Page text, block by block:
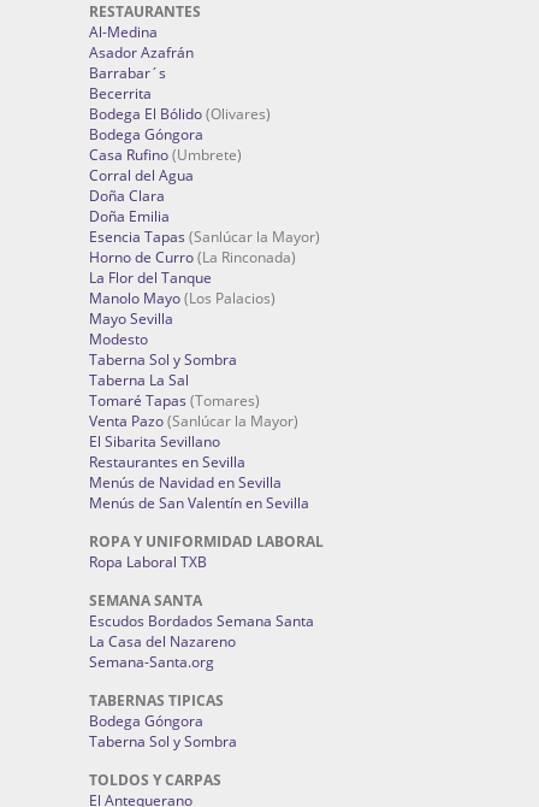
RESTAURANTES
Al-Medina
Asador Azafrán
Barrabar´s
Becerrita
Bodega El Bólido(Olivares)
Bodega Góngora
Casa Rufino(Umbrete)
Corral del Agua
Doña Clara
Doña Emilia
Esencia Tapas (Sanlúcar la Mayor)
Horno de Curro(La Rinconada)
La Flor del Tanque
Manolo Mayo(Los Palacios)
Mayo Sevilla
Modesto
Taberna Sol y Sombra
Taberna La Sal
Tomaré Tapas (Tomares)
Venta Pazo(Sanlúcar la Mayor)
El Sibarita Sevillano
Restaurantes en Sevilla
Menús de Navidad en Sevilla
Menús de San Valentín en Sevilla
ROPA Y UNIFORMIDAD LABORAL
Ropa Laboral TXB
SEMANA SANTA
Escudos Bordados Semana Santa
La Casa del Nazareno
Semana-Santa.org
TABERNAS TIPICAS
Bodega Góngora
Taberna Sol y Sombra
TOLDOS Y CARPAS
El Antequerano